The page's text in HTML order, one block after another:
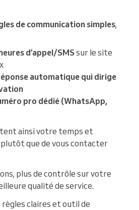
de communication simples,
d’appel/SMSsur le site
automatique qui dirige
pro dédié (WhatsApp,
ainsi votre temps et
que de vous contacter
plus de contrôle sur votre
qualité de service.
règles claires et outil de